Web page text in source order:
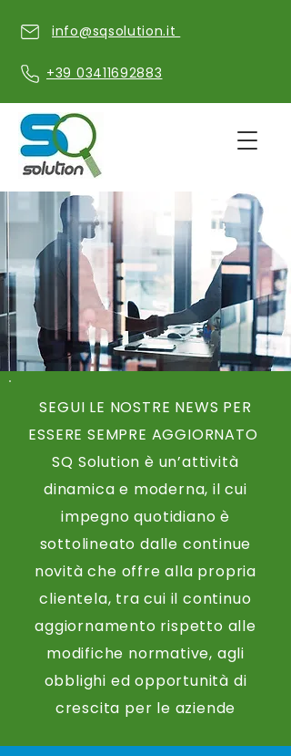
info@sqsolution.it
+39 03411692883
SEGUI LE NOSTRE NEWS PER
ESSERE SEMPRE AGGIORNATO
SQ Solution è un’attività
dinamica e moderna, il cui
impegno quotidiano è
sottolineato dalle continue
novità che offre alla propria
clientela, tra cui il continuo
aggiornamento rispetto alle
modifiche normative, agli
obblighi ed opportunità di
crescita per le aziende